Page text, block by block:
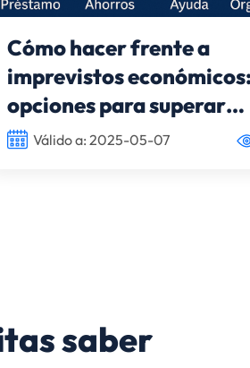
Cómo hacer frente a
imprevistos
opciones para superar
baches financieros
Válido a: 2025-05-07
saber